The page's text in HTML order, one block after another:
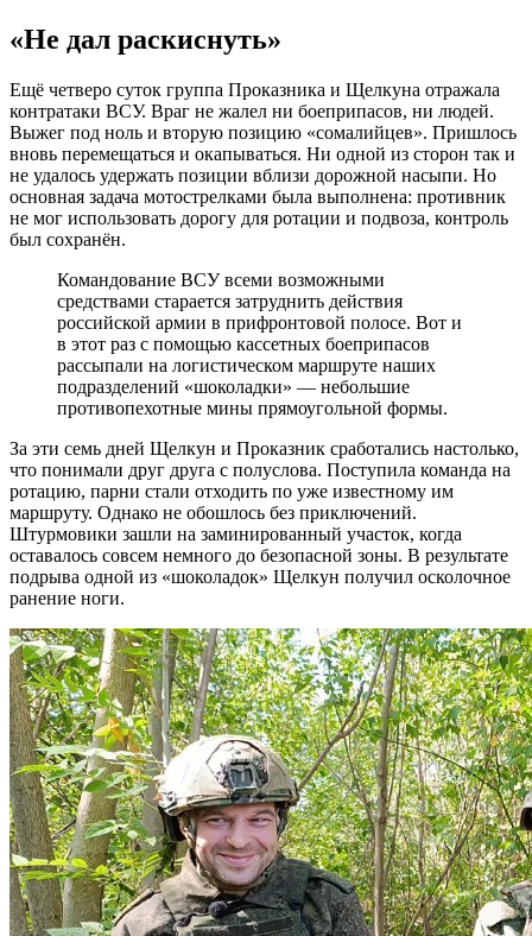
«Не дал раскиснуть»
Ещё четверо суток группа Проказника и Щелкуна отражала
контратаки ВСУ. Враг не жалел ни боеприпасов, ни людей.
Выжег под ноль и вторую позицию «сомалийцев». Пришлось
вновь перемещаться и окапываться. Ни одной из сторон так и
не удалось удержать позиции вблизи дорожной насыпи. Но
основная задача мотострелками была выполнена: противник
не мог использовать дорогу для ротации и подвоза, контроль
был сохранён.
Командование ВСУ всеми возможными
средствами старается затруднить действия
российской армии в прифронтовой полосе. Вот и
в этот раз с помощью кассетных боеприпасов
рассыпали на логистическом маршруте наших
подразделений «шоколадки» — небольшие
противопехотные мины прямоугольной формы.
За эти семь дней Щелкун и Проказник сработались настолько,
что понимали друг друга с полуслова. Поступила команда на
ротацию, парни стали отходить по уже известному им
маршруту. Однако не обошлось без приключений.
Штурмовики зашли на заминированный участок, когда
оставалось совсем немного до безопасной зоны. В результате
подрыва одной из «шоколадок» Щелкун получил осколочное
ранение ноги.